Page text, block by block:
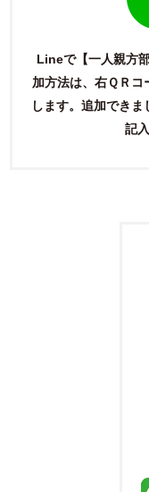
Lineで【一人親方
加方法は、右ＱＲ
します。 追加できま
記